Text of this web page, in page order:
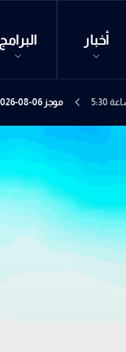
أخبار البرامج
5:30 موجز 06-08-2026